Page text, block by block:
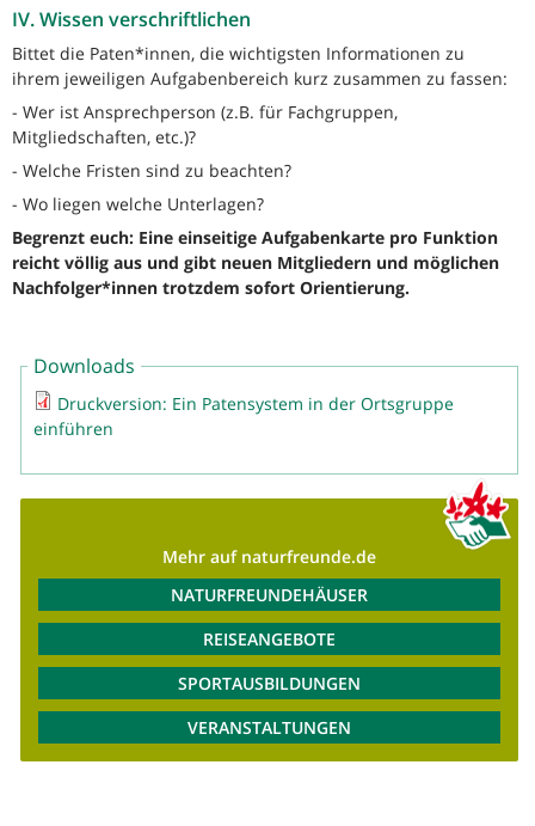
IV. Wissen verschriftlichen
Bittet die Paten*innen, die wichtigsten Informationen zu
ihrem jeweiligen Aufgabenbereich kurz zusammen zu fassen:
- Wer ist Ansprechperson (z.B. für Fachgruppen,
Mitgliedschaften, etc.)?
- Welche Fristen sind zu beachten?
- Wo liegen welche Unterlagen?
Begrenzt euch: Eine einseitige Aufgabenkarte pro Funktion
reicht völlig aus und gibt neuen Mitgliedern und möglichen
Nachfolger*innen trotzdem sofort Orientierung.
Downloads
Druckversion: Ein Patensystem in der Ortsgruppe
einführen
Mehr auf naturfreunde.de
NATURFREUNDEHÄUSER
REISEANGEBOTE
SPORTAUSBILDUNGEN
VERANSTALTUNGEN